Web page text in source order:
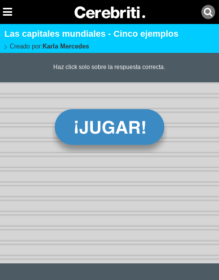
Las capitales mundiales - Cinco ejemplos
Creado por: Karla Mercedes
Haz click solo sobre la respuesta correcta.